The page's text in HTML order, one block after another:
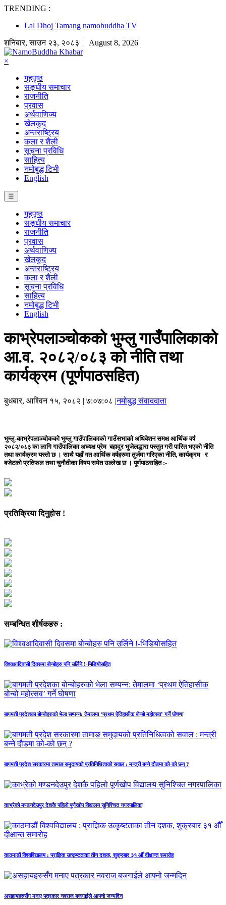
TRENDING :
Lal Dhoj Tamang namobuddha TV
शनिबार,साउन २३, २०८३ | August 8, 2026
×
गृहपृष्ठ
सङ्घीय समाचार
राजनीति
प्रवास
अर्थवाणिज्य
खेलकुद
अन्तराष्ट्रिय
कला र शैली
सूचना प्रविधि
साहित्य
नमोबुद्ध टिभी
English
☰
गृहपृष्ठ
सङ्घीय समाचार
राजनीति
प्रवास
अर्थवाणिज्य
खेलकुद
अन्तराष्ट्रिय
कला र शैली
सूचना प्रविधि
साहित्य
नमोबुद्ध टिभी
English
काभ्रेपलाञ्चोकको भुम्लु गाउँपालिकाको
आ.व. २०८२/०८३ को नीति तथा
कार्यक्रम (पूर्णपाठसहित)
बुधबार, आश्विन १५, २०८२ | ७:०७:०८ |नमोबुद्ध संवाददाता
भुम्लु‐काभ्रेपलाञ्चोकको भुम्लु गाउँपालिकाको गाउँसभाको अधिवेशन समक्ष आर्थिक वर्ष
२०८२/०८३ का लागि गाउँपालिका अध्यक्ष प्रेम बहादुर भुजेलद्धारा पस्तुत गरी पारित भएको नीति
तथा कार्यक्रम यस्तो छ । साथै यहाँ गत आर्थिक वर्षहरुमा तुर्जमा गरिएका नीति, कार्यक्रम र
बजेटको प्रतिफल तथा चुनौतीका विषय समेत उल्लेख छ । पूर्णपाठसहित :-
प्रतिक्रिया दिनुहोस !
सम्बन्धित शीर्षकहरु :
विश्वआदिवासी दिवसमा बोन्बोहरु पनि उर्लिने !-भिडियोसहित
बागमती प्रदेशका बोन्बोहरुको भेला सम्पन्न: तेमालमा ‘प्रथम ऐतिहासीक बोन्बो महोत्सव’ गर्ने घोषणा
बागमती प्रदेश सरकारमा तामाङ समुदायको प्रतिनिधित्वको सवाल : मन्त्री बन्ने दौडमा को‐को छन् ?
काभ्रेको मण्डनदेउपुर देशकै पहिलो पूर्णखोप विद्यालय सुनिश्चित नगरपालिका
काठमाडौं विश्वविद्यालय : प्राज्ञिक उत्कृष्टताका तीन दशक, शुक्रबार ३१ औँ दीक्षान्त समारोह
असहायहरुसँग मनाए पत्रकार नवराज बजगाईले आफ्नो जन्मदिन